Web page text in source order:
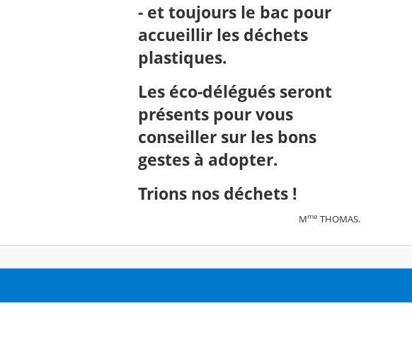
- et toujours le bac pour
accueillir les déchets
plastiques.
Les éco-délégués seront
présents pour vous
conseiller sur les bons
gestes à adopter.
Trions nos déchets !
Mme THOMAS.